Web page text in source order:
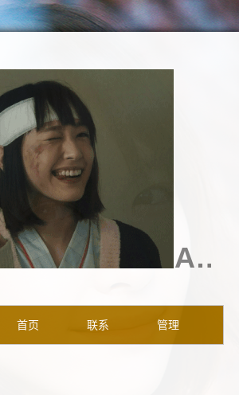
Aragaki
首页 联系 管理